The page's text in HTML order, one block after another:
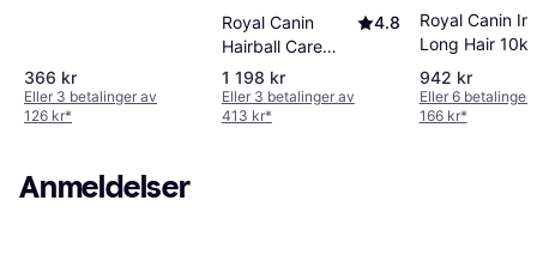
366 kr
Eller 3 betalinger av
126 kr*
Royal Canin
Hairball Care
10kg
4.8
1 198 kr
Eller 3 betalinger av
413 kr*
Royal Canin
Long Hair
942 kr
Eller 6 betalinger
166 kr*
Anmeldelser